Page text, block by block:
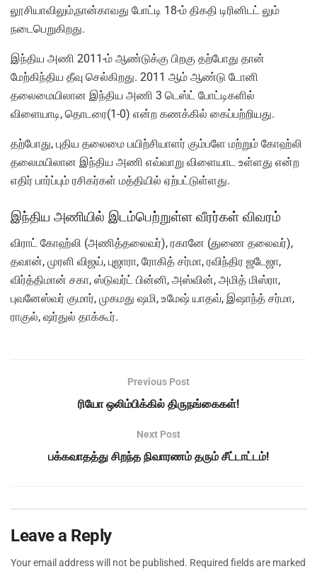
லூசியாவிலும்,நான்காவது போட்டி 18-ம் திகதி டிரினிடட் லும்
நடைபெறுகிறது.
இந்திய அணி 2011-ம் ஆண்டுக்கு பிறகு தற்போது தான்
மேற்கிந்திய தீவு செல்கிறது. 2011 ஆம் ஆண்டு டோனி
தலைமையிலான இந்திய அணி 3 டெஸ்ட் போட்டிகளில்
விளையாடி, தொடரை(1-0) என்ற கணக்கில் கைப்பற்றியது.
தற்போது, புதிய தலைமை பயிற்சியாளர் கும்பளே மற்றும் கோஹ்லி
தலைமயிலான இந்திய அணி எவ்வாறு விளையாட உள்ளது என்ற
எதிர் பார்ப்பும் ரசிகர்கள் மத்தியில் ஏற்பட்டுள்ளது.
இந்திய அணியில் இடம்பெற்றுள்ள வீரர்கள் விவரம்
விராட் கோஹ்லி (அணித்தலைவர்), ரகானே (துணை தலைவர்),
தவான், முரளி விஜய், புஜாரா, ரோகித் சர்மா, ரவிந்திர ஜடேஜா,
விர்த்திமான் சகா, ஸ்டுவர்ட் பின்னி, அஸ்வின், அமித் மிஸ்ரா,
புவனேஸ்வர் குமார், முகமது ஷமி, உமேஷ் யாதவ், இஷாந்த் சர்மா,
ராகுல், ஷர்துல் தாக்கூர்.
Previous Post
ரியோ ஒலிம்பிக்கில் திருநங்கைகள்!
Next Post
பக்கவாதத்து சிறந்த நிவாரணம் தரும் சீட்டாட்டம்!
Leave a Reply
Your email address will not be published. Required fields are marked